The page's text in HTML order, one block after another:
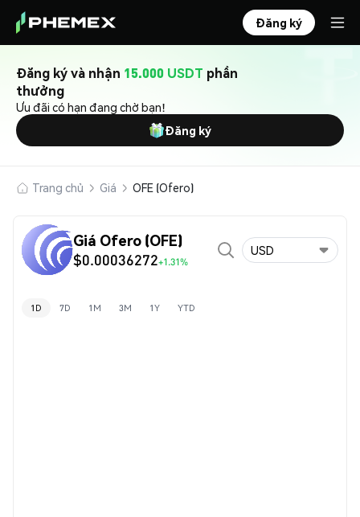
Đăng ký
Đăng ký và nhận 15.000 USDT phần
thưởng
Ưu đãi có hạn đang chờ bạn!
Đăng ký
Trang chủ Giá OFE (Ofero)
Giá Ofero (OFE)
$0.00036272+1.31%
USD
1D 7D 1M 3M 1Y YTD